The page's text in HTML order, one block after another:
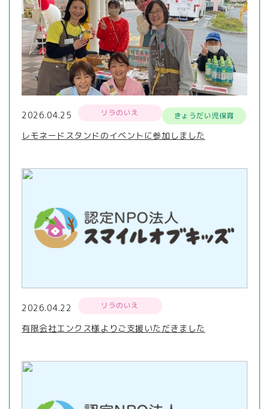
2026.04.25 リラのいえ きょうだい児保育
レモネードスタンドのイベントに参加しました
2026.04.22 リラのいえ
有限会社エンクス様よりご支援いただきました